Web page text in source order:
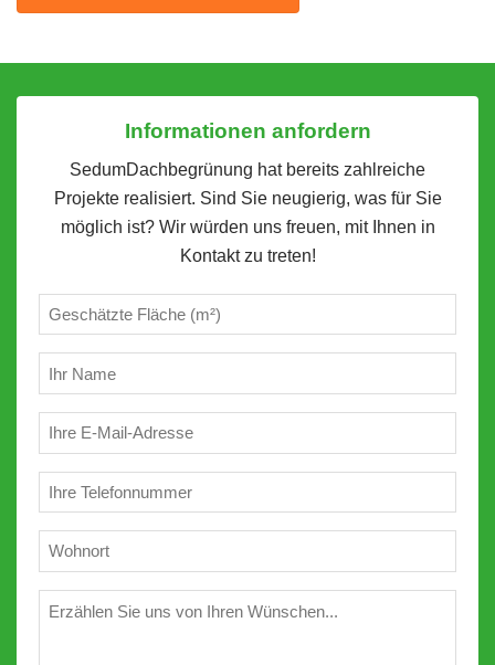
Informationen anfordern
SedumDachbegrünung hat bereits zahlreiche
Projekte realisiert. Sind Sie neugierig, was für Sie
möglich ist? Wir würden uns freuen, mit Ihnen in
Kontakt zu treten!
m²
Name
Mail
(erforderlich)
(erforderlich)
Wünschen